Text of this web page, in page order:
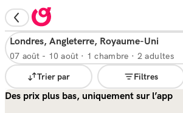
Londres, Angleterre, Royaume-Uni
07 août - 10 août · 1 chambre · 2 adultes
Trier par Filtres
Des prix plus bas, uniquement sur l’app